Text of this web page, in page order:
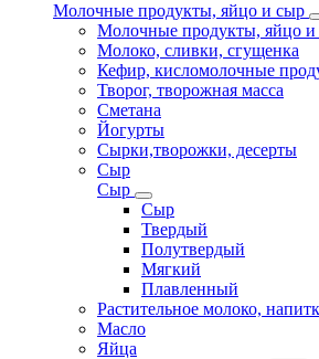
Молочные продукты, яйцо и сыр
Молочные продукты, яйцо
Молоко, сливки, сгущенка
Кефир, кисломолочные
Творог, творожная масса
Сметана
Йогурты
Сырки,творожки, десерты
Сыр
Сыр
Сыр
Твердый
Полутвердый
Мягкий
Плавленный
Растительное молоко,
Масло
Яйца